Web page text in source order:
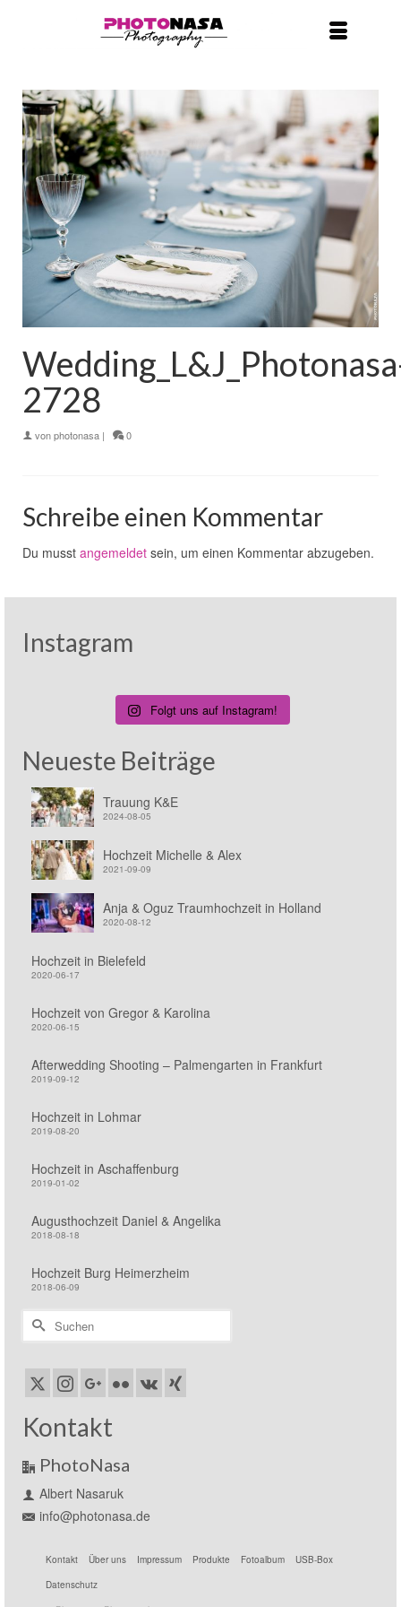
2728
vonphotonasa | 0
Schreibe einen Kommentar
Du musst angemeldet sein, um einen Kommentar abzugeben.
Instagram
Folgt uns auf Instagram!
Neueste Beiträge
Trauung K&E
2024-08-05
Hochzeit Michelle & Alex
2021-09-09
Anja & Oguz Traumhochzeit in Holland
2020-08-12
Hochzeit in Bielefeld
2020-06-17
Hochzeit von Gregor & Karolina
2020-06-15
Afterwedding Shooting – Palmengarten in Frankfurt
2019-09-12
Hochzeit in Lohmar
2019-08-20
Hochzeit in Aschaffenburg
2019-01-02
Augusthochzeit Daniel & Angelika
2018-08-18
Hochzeit Burg Heimerzheim
2018-06-09
Suchen
nach:
Kontakt
PhotoNasa
Albert Nasaruk
info@photonasa.de
Kontakt Über uns Impressum Produkte Fotoalbum
USB-Box
Datenschutz